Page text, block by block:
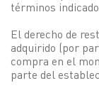
términos
El derecho de
adquirido (por
compra en el
parte del